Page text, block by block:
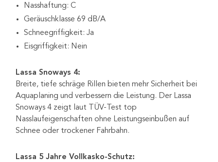
Nasshaftung: C
Geräuschklasse 69 dB/A
Schneegriffigkeit: Ja
Eisgriffigkeit: Nein
Lassa Snoways 4:
Breite, tiefe schräge Rillen bieten mehr Sicherheit bei
Aquaplaning und verbessern die Leistung. Der Lassa
Snoways 4 zeigt laut TÜV-Test top
Nasslaufeigenschaften ohne Leistungseinbußen auf
Schnee oder trockener Fahrbahn.
Lassa 5 Jahre Vollkasko-Schutz: